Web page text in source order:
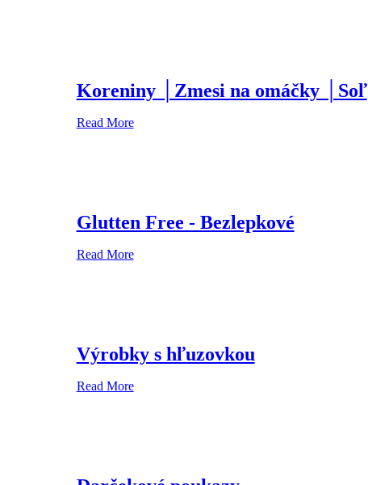
Koreniny │Zmesi na omáčky │Soľ
Read More
Glutten Free - Bezlepkové
Read More
Výrobky s hľuzovkou
Read More